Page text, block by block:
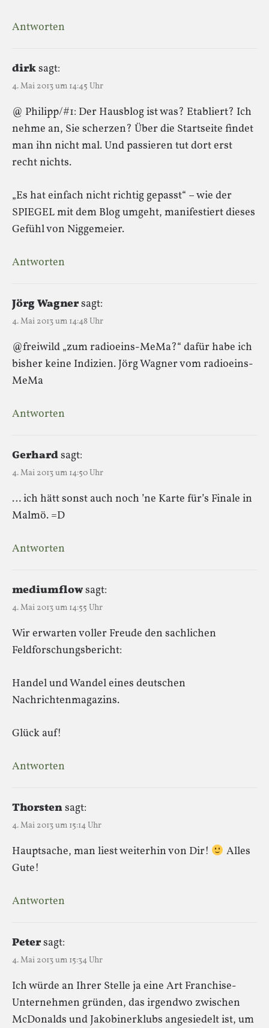
Antworten
dirksagt:
4. Mai 2013 um 14:45 Uhr
@ Philipp/#1: Der Hausblog ist was? Etabliert? Ich
nehme an, Sie scherzen? Über die Startseite findet
man ihn nicht mal. Und passieren tut dort erst
recht nichts.
„Es hat einfach nicht richtig gepasst“ – wie der
SPIEGEL mit dem Blog umgeht, manifestiert dieses
Gefühl von Niggemeier.
Antworten
Jörg Wagnersagt:
4. Mai 2013 um 14:48 Uhr
@freiwild „zum radioeins-MeMa?“ dafür habe ich
bisher keine Indizien. Jörg Wagner vom radioeins-
MeMa
Antworten
Gerhardsagt:
4. Mai 2013 um 14:50 Uhr
… ich hätt sonst auch noch ’ne Karte für’s Finale in
Malmö. =D
Antworten
mediumflowsagt:
4. Mai 2013 um 14:55 Uhr
Wir erwarten voller Freude den sachlichen
Feldforschungsbericht:
Handel und Wandel eines deutschen
Nachrichtenmagazins.
Glück auf!
Antworten
Thorstensagt:
4. Mai 2013 um 15:14 Uhr
Hauptsache, man liest weiterhin von Dir!
Alles
Gute!
Antworten
Petersagt:
4. Mai 2013 um 15:34 Uhr
Ich würde an Ihrer Stelle ja eine Art Franchise-
Unternehmen gründen, das irgendwo zwischen
McDonalds und Jakobinerklubs angesiedelt ist, um